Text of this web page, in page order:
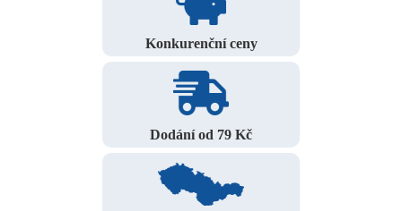
Konkurenční ceny
Dodání od 79 Kč